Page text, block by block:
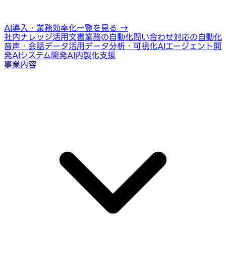
AI導入・業務効率化一覧を見る →
社内ナレッジ活用文書業務の自動化問い合わせ対応の自動化
音声・会話データ活用データ分析・可視化AIエージェント開
発AIシステム開発AI内製化支援
事業内容